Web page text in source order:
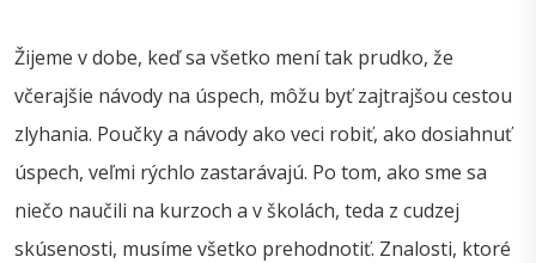
Žijeme v dobe, keď sa všetko mení tak prudko, že
včerajšie návody na úspech, môžu byť zajtrajšou cestou
zlyhania. Poučky a návody ako veci robiť, ako dosiahnuť
úspech, veľmi rýchlo zastarávajú. Po tom, ako sme sa
niečo naučili na kurzoch a v školách, teda z cudzej
skúsenosti, musíme všetko prehodnotiť. Znalosti, ktoré